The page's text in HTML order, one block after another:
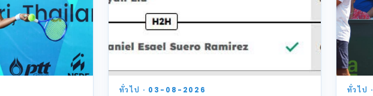
ทั่วไป · 03-08-2026 ทั่วไป